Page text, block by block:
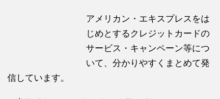
アメリカン・エキスプレスをは
じめとするクレジットカードの
サービス・キャンペーン等につ
いて、分かりやすくまとめて発
信しています。